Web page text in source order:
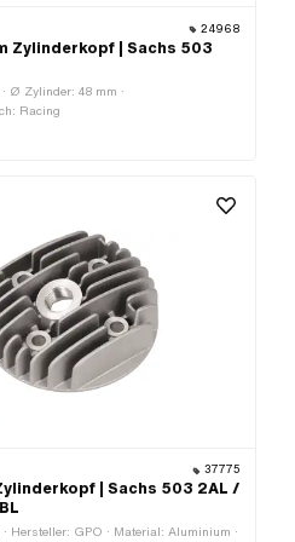
24968
Zylinderkopf | Sachs 503
Ø Zylinder: 48 mm ·
Racing
37775
| Sachs 503 2AL /
Hersteller: GPO · Material: Aluminium ·